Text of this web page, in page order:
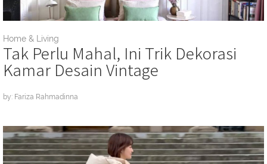
Home & Living
Tak Perlu Mahal, Ini Trik Dekorasi
Kamar Desain Vintage
by: Fariza Rahmadinna